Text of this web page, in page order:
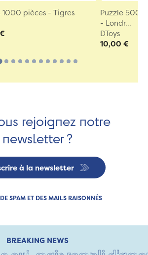
1000 pièces - Tigres
Puzzle 500
- Londr...
DToys
10,00 €
rejoignez notre
newsletter ?
à la newsletter
SPAM ET DES MAILS RAISONNÉS
BREAKING NEWS